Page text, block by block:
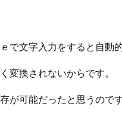
で文字入力をすると自動
変換されないからです。
が可能だったと思うので